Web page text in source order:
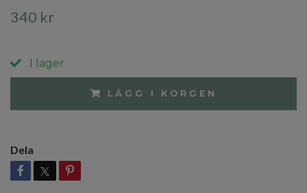
340 kr
I lager
LÄGG I KORGEN
Dela